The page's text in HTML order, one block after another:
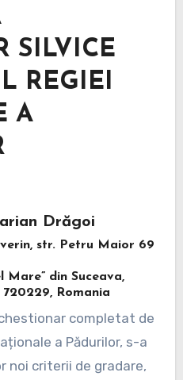
SILVICE
REGIEI
A
Drăgoi
str. Petru Maior 69
Mare” din Suceava,
720229, Romania
a Pădurilor, s-a
noi criterii de gradare,